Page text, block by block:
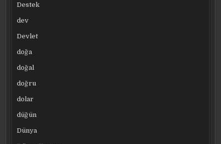
Destek
dev
Devlet
doğa
doğal
doğru
dolar
düğün
Dünya